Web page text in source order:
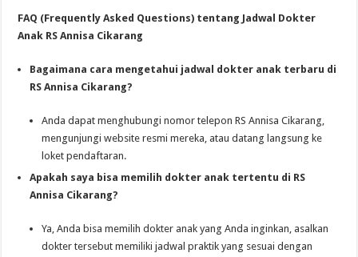
FAQ (Frequently Asked Questions) tentang Jadwal Dokter
Anak RS Annisa Cikarang
Bagaimana cara mengetahui jadwal dokter anak terbaru di
RS Annisa Cikarang?
Anda dapat menghubungi nomor telepon RS Annisa Cikarang,
mengunjungi website resmi mereka, atau datang langsung ke
loket pendaftaran.
Apakah saya bisa memilih dokter anak tertentu di RS
Annisa Cikarang?
Ya, Anda bisa memilih dokter anak yang Anda inginkan, asalkan
dokter tersebut memiliki jadwal praktik yang sesuai dengan